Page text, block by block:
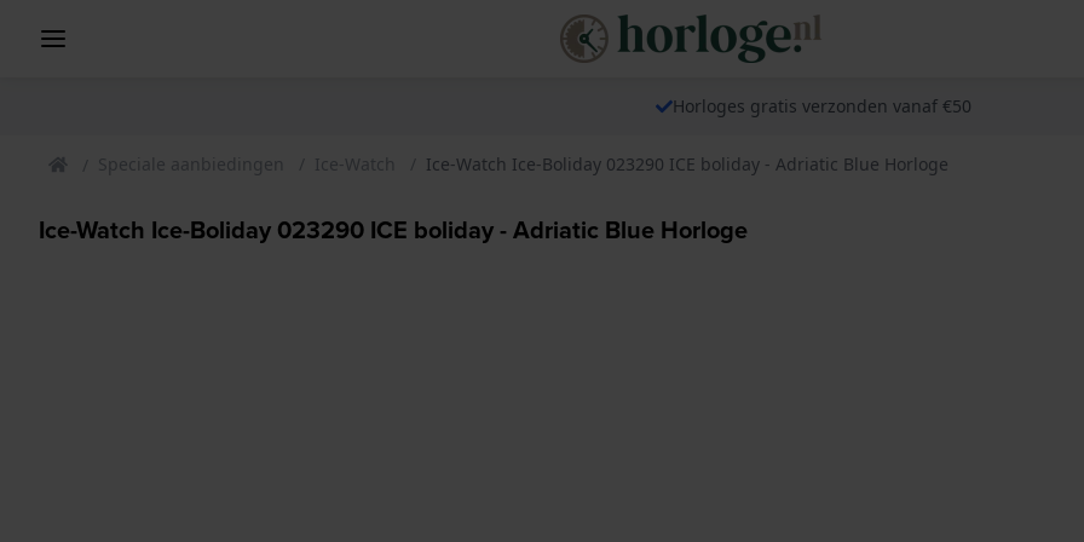
Horloges gratis verzonden vanaf €50
Speciale aanbiedingen Ice-Watch Ice-Watch Ice-Boliday 023290 ICE boliday - Adriatic Blue Horloge
Ice-Watch Ice-Boliday 023290 ICE boliday - Adriatic Blue Horloge